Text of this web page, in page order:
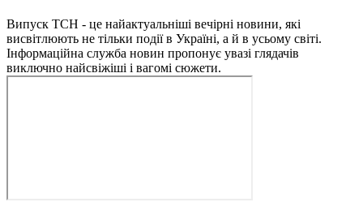
Випуск ТСН - це найактуальніші вечірні новини, які
висвітлюють не тільки події в Україні, а й в усьому світі.
Інформаційна служба новин пропонує увазі глядачів
виключно найсвіжіші і вагомі сюжети.